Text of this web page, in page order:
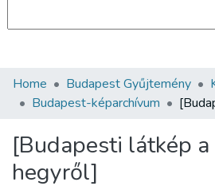
Communities & Collections
Statistics
About us
Home Budapest Gyűjtemény
Budapest-képarchívum
[Budapesti látkép
hegyről]